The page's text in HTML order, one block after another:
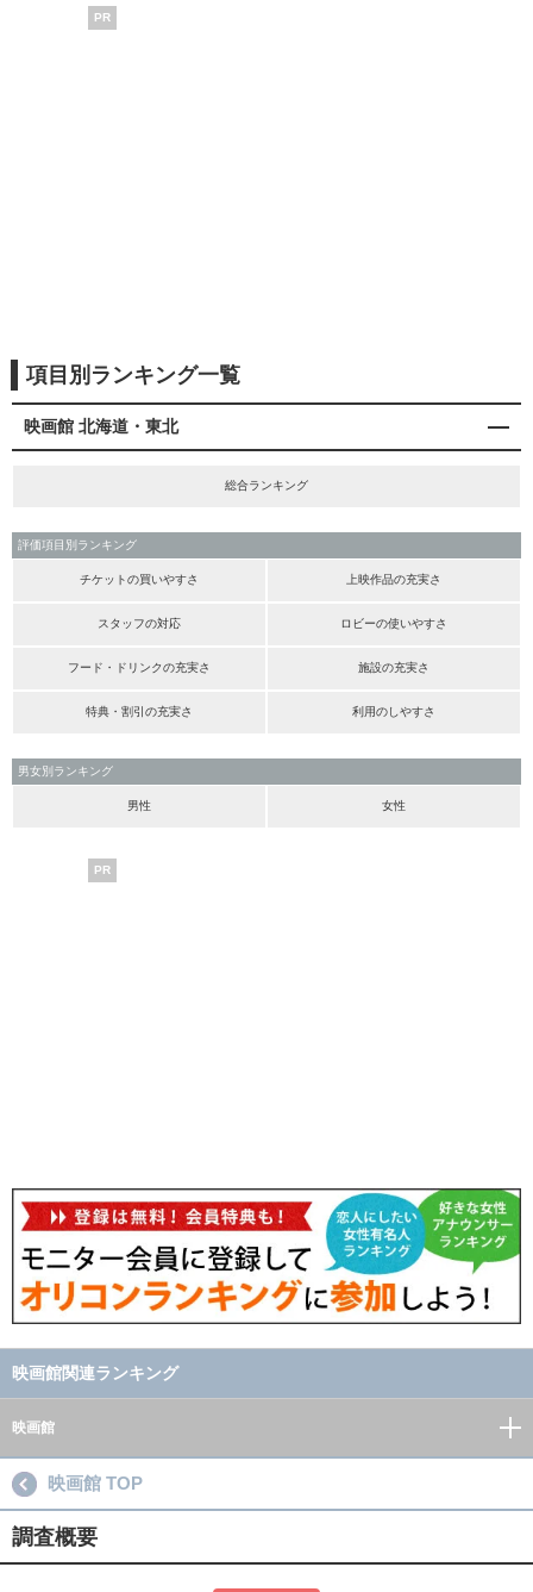
PR
項目別ランキング一覧
映画館 北海道・東北
総合ランキング
評価項目別ランキング
チケットの買いやすさ 上映作品の充実さ
スタッフの対応 ロビーの使いやすさ
フード・ドリンクの充実さ 施設の充実さ
特典・割引の充実さ 利用のしやすさ
男女別ランキング
男性 女性
PR
映画館関連ランキング
映画館
映画館 TOP
調査概要